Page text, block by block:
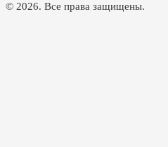
© 2026. Все права защищены.